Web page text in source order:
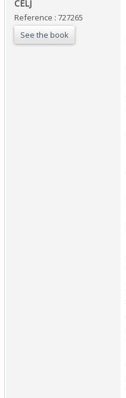
‎CELJ‎
Reference : 727265
See the book